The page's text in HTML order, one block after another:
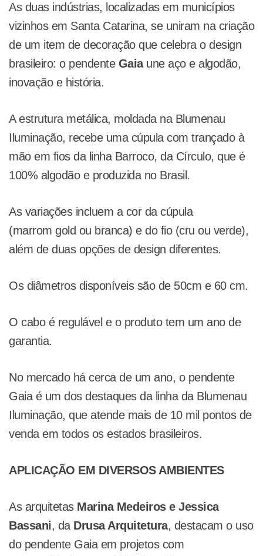
As duas indústrias, localizadas em municípios
vizinhos em Santa Catarina, se uniram na criação
de um item de decoração que celebra o design
brasileiro: o pendente Gaiaune aço e algodão,
inovação e história.
A estrutura metálica, moldada na Blumenau
Iluminação, recebe uma cúpula com trançado à
mão em fios da linha Barroco, da Círculo, que é
100% algodão e produzida no Brasil.
As variações incluem a cor da cúpula
(marrom gold ou branca) e do fio (cru ou verde),
além de duas opções de design diferentes.
Os diâmetros disponíveis são de 50cm e 60 cm.
O cabo é regulável e o produto tem um ano de
garantia.
No mercado há cerca de um ano, o pendente
Gaia é um dos destaques da linha da Blumenau
Iluminação, que atende mais de 10 mil pontos de
venda em todos os estados brasileiros.
APLICAÇÃO EM DIVERSOS AMBIENTES
As arquitetas Marina Medeiros e Jessica
Bassani, da Drusa Arquitetura, destacam o uso
do pendente Gaia em projetos com